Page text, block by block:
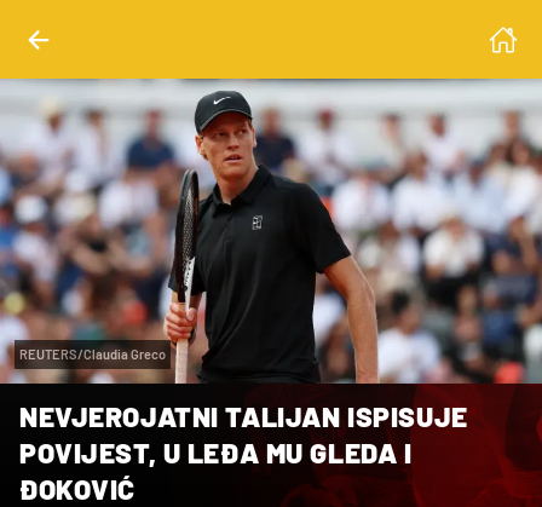
REUTERS/Claudia Greco
NEVJEROJATNI TALIJAN ISPISUJE
POVIJEST, U LEĐA MU GLEDA I
ĐOKOVIĆ